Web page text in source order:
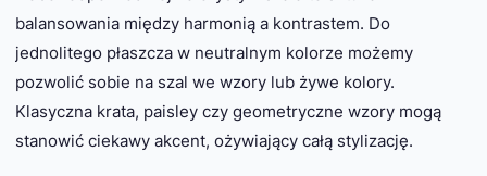
balansowania między harmonią a kontrastem. Do
jednolitego płaszcza w neutralnym kolorze możemy
pozwolić sobie na szal we wzory lub żywe kolory.
Klasyczna krata, paisley czy geometryczne wzory mogą
stanowić ciekawy akcent, ożywiający całą stylizację.